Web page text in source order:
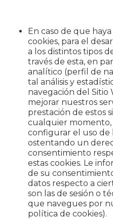
En caso de que
cookies, para el
a los distintos tipos
través de esta, en
analítico (perfil de
tal análisis y
navegación del
mejorar nuestros
prestación de estos
cualquier momento,
configurar el uso de
ostentando un
consentimiento
estas cookies. Le
de su
datos respecto a
son las de sesión o
que navegues por
política de cookies).